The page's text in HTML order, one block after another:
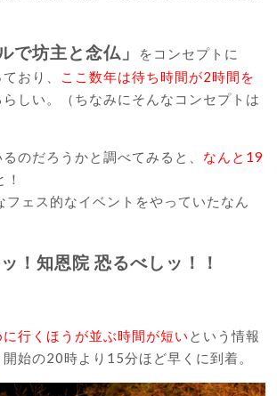
で坊主と念仏」
をコンセプトに
おり、 ここ数年は待ち時間が2時間を
らしい。（ちなみにそんなコンセプトは
のだろうかと調べてみると、 なんと19
フェス的なイベントをやっていたなん
！知恩院 恐るべしッ！！
に行くほうが並ぶ時間が短い という情報
始の20時より15分ほど早くに到着。